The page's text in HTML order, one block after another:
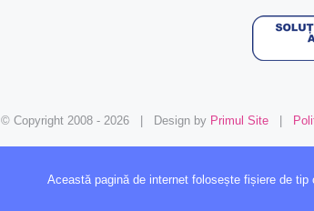
© Copyright 2008 - 2026 | Design by Primul Site|
Această pagină de internet folosește fișiere de